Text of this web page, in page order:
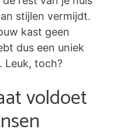
stijlen vermijdt.
kast geen
dus een uniek
Leuk, toch?
voldoet